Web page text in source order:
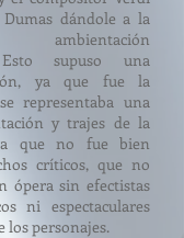
dándole a la
Esto supuso una
ya que fue la
representaba una
y trajes de la
que no fue bien
críticos, que no
ópera sin efectistas
ni espectaculares
los personajes.